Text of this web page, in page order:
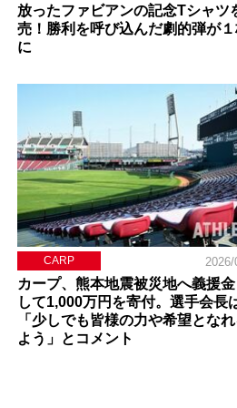
放ったファビアンの記念Tシャツ
売！勝利を呼び込んだ劇的弾が
に
CARP
カープ、熊本地震被災地へ義援
して1,000万円を寄付。選手会長
「少しでも皆様の力や希望とな
よう」とコメント